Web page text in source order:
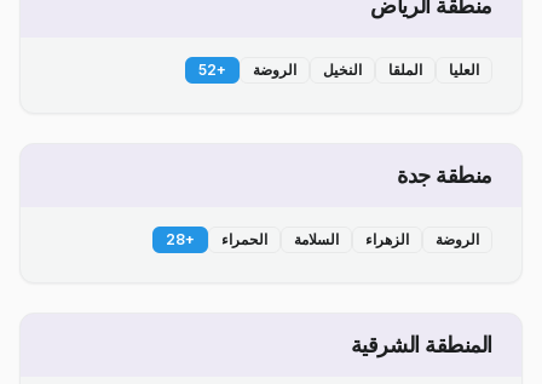
منطقة الرياض
العليا الملقا النخيل الروضة +
52
منطقة جدة
الروضة الزهراء السلامة الحمراء +
28
المنطقة الشرقية